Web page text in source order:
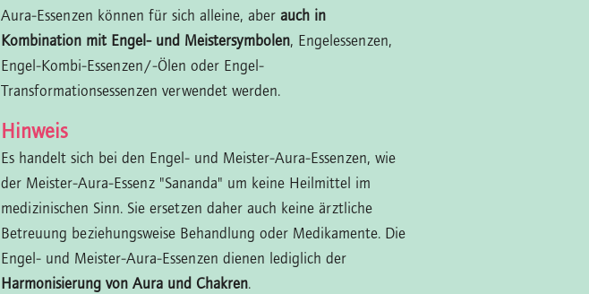
Aura-Essenzen können für sich alleine, aber auch in
Kombination mit Engel- und Meistersymbolen, Engelessenzen,
Engel-Kombi-Essenzen/-Ölen oder Engel-
Transformationsessenzen verwendet werden.
Hinweis
Es handelt sich bei den Engel- und Meister-Aura-Essenzen, wie
der Meister-Aura-Essenz "Sananda" um keine Heilmittel im
medizinischen Sinn. Sie ersetzen daher auch keine ärztliche
Betreuung beziehungsweise Behandlung oder Medikamente. Die
Engel- und Meister-Aura-Essenzen dienen lediglich der
Harmonisierung von Aura und Chakren.